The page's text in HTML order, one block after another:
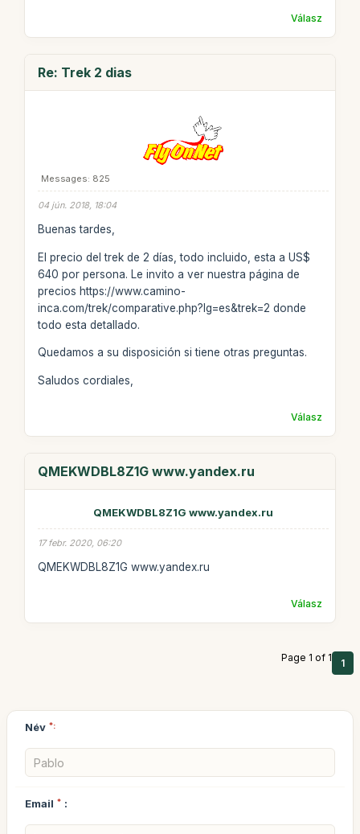
Válasz
Re: Trek 2 dias
Messages: 825
04 jún. 2018, 18:04
Buenas tardes,
El precio del trek de 2 días, todo incluido, esta a US$
640 por persona. Le invito a ver nuestra página de
precios https://www.camino-
inca.com/trek/comparative.php?lg=es&trek=2 donde
todo esta detallado.
Quedamos a su disposición si tiene otras preguntas.
Saludos cordiales,
Válasz
QMEKWDBL8Z1G www.yandex.ru
QMEKWDBL8Z1G www.yandex.ru
17 febr. 2020, 06:20
QMEKWDBL8Z1G www.yandex.ru
Válasz
Page 1 of 1 1
Név *:
Email * :